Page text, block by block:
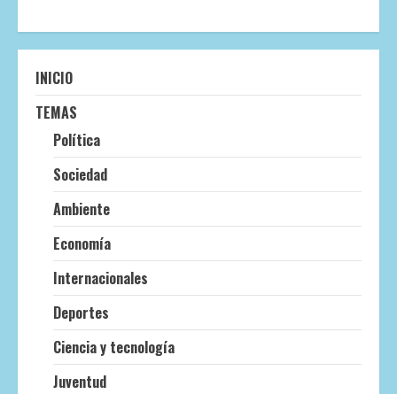
INICIO
TEMAS
Política
Sociedad
Ambiente
Economía
Internacionales
Deportes
Ciencia y tecnología
Juventud